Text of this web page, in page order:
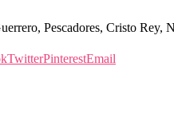
Pescadores, Cristo
TwitterPinterestEmail